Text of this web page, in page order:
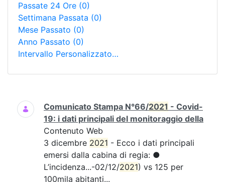
Passate 24 Ore (0)
Settimana Passata (0)
Mese Passato (0)
Anno Passato (0)
Intervallo Personalizzato…
Ricerca
Comunicato Stampa N°66/2021 - Covid-
19: i dati principali del monitoraggio della
Contenuto Web
3 dicembre 2021 - Ecco i dati principali
emersi dalla cabina di regia: ●
L’incidenza...-02/12/2021) vs 125 per
100mila abitanti...